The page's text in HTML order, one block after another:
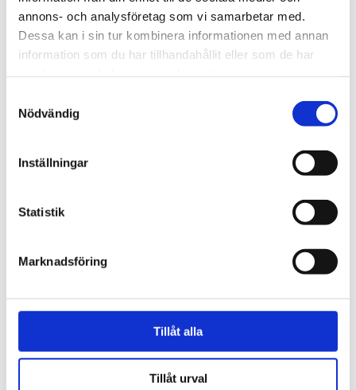
annons- och analysföretag som vi samarbetar med.
Dessa kan i sin tur kombinera informationen med annan
information som du har tillhandahållit eller som de har
Nödvändig
Inställningar
Statistik
Marknadsföring
Tillåt alla
Tillåt urval
besökaren
Spanien/Marocko
migranter kvar i Ceuta